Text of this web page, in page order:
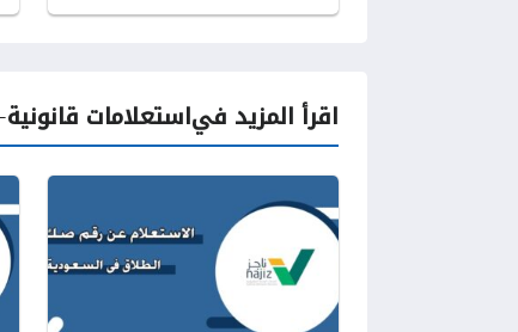
اقرأ المزيد فياستعلامات قانونية